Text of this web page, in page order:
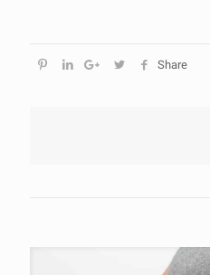
Share